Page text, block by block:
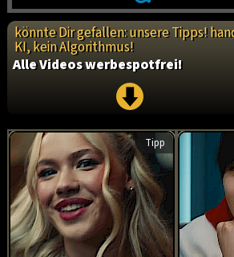
könnte Dir gefallen: unsere Tipps!
KI, kein Algorithmus!
Alle Videos werbespotfrei!
Tipp